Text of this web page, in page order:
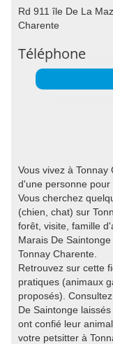
Rd 911 île De La
Charente
Téléphone
Vous vivez à
d'une personne
Vous cherchez
(chien, chat) sur
forêt, visite, famille
Marais De
Tonnay Charente.
Retrouvez sur cette
pratiques (animaux
proposés).
De Saintonge
ont confié leur
votre petsitter à